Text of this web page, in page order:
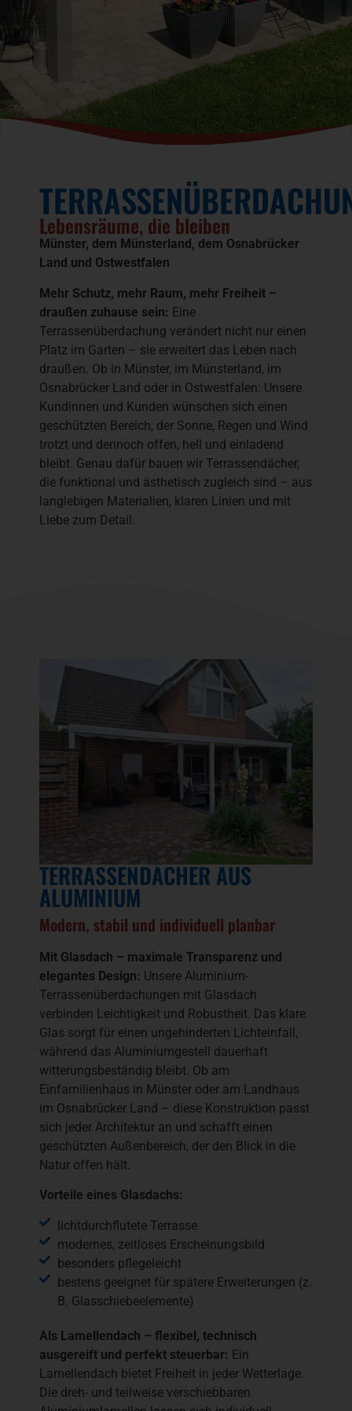
Lebensräume, die bleiben
Münster, dem Münsterland, dem Osnabrücker
Land und Ostwestfalen
Mehr Schutz, mehr Raum, mehr Freiheit –
draußen zuhause sein: Eine
Terrassenüberdachung verändert nicht nur einen
Platz im Garten – sie erweitert das Leben nach
draußen. Ob in Münster, im Münsterland, im
Osnabrücker Land oder in Ostwestfalen: Unsere
Kundinnen und Kunden wünschen sich einen
geschützten Bereich, der Sonne, Regen und Wind
trotzt und dennoch offen, hell und einladend
bleibt. Genau dafür bauen wir Terrassendächer,
die funktional und ästhetisch zugleich sind – aus
langlebigen Materialien, klaren Linien und mit
Liebe zum Detail.
TERRASSENDÄCHER AUS
ALUMINIUM
Modern, stabil und individuell planbar
Mit Glasdach – maximale Transparenz und
elegantes Design: Unsere Aluminium-
Terrassenüberdachungen mit Glasdach
verbinden Leichtigkeit und Robustheit. Das klare
Glas sorgt für einen ungehinderten Lichteinfall,
während das Aluminiumgestell dauerhaft
witterungsbeständig bleibt. Ob am
Einfamilienhaus in Münster oder am Landhaus
im Osnabrücker Land – diese Konstruktion passt
sich jeder Architektur an und schafft einen
geschützten Außenbereich, der den Blick in die
Natur offen hält.
Vorteile eines Glasdachs:
lichtdurchflutete Terrasse
modernes, zeitloses Erscheinungsbild
besonders pflegeleicht
bestens geeignet für spätere Erweiterungen (z.
B. Glasschiebeelemente)
Als Lamellendach – flexibel, technisch
ausgereift und perfekt steuerbar: Ein
Lamellendach bietet Freiheit in jeder Wetterlage.
Die dreh- und teilweise verschiebbaren